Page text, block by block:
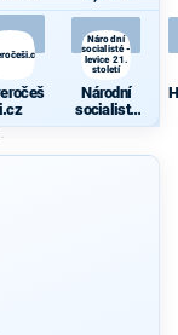
i.cz
Národní
socialisté -
levice 21.
století
Národní
socialisté
- levice